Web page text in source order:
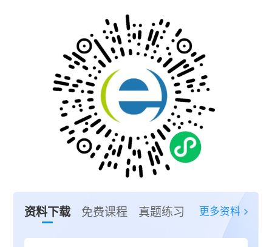
资料下载 免费课程 真题练习 更多资料